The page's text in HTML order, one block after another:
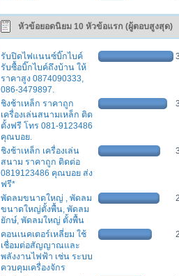
หัวข้อยอดนิยม 10 หัวข้อแรก (ผู้ตอบสูงสุด)
รับปิดไฟแนนซ์บิ๊กไบค์
รับซื้อบิ๊กไบค์ถึงบ้าน ให้
ราคาสูง 0874090333,
086-3479897.
ชิงช้าเหล็ก ราคาถูก
เครื่องเล่นสนามเหล็ก ติด
ตั้งฟรี โทร 081-9123486
คุณบอย.
ชิงช้าเหล็ก เครื่องเล่น
สนาม ราคาถูก ติดต่อ
0819123486 คุณบอย ส่ง
ฟรี*
พัดลมขนาดใหญ่ , พัดลม
ขนาดใหญ่ตั้งพื้น, พัดลม
ยักษ์, พัดลมใหญ่ ตั้งพื้น
คอนเนคเตอร์เหลี่ยม ใช้
เชื่อมต่อสัญญาณและ
พลังงานไฟฟ้า เช่น ระบบ
ควบคุมเครื่องจักร